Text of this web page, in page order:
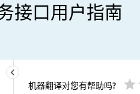
接口用户指南
keyboard_arrow_left
机器翻译对您有帮助吗? star